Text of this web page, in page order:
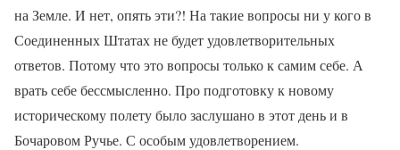
на Земле. И нет, опять эти?! На такие вопросы ни у кого в
Соединенных Штатах не будет удовлетворительных
ответов. Потому что это вопросы только к самим себе. А
врать себе бессмысленно. Про подготовку к новому
историческому полету было заслушано в этот день и в
Бочаровом Ручье. С особым удовлетворением.